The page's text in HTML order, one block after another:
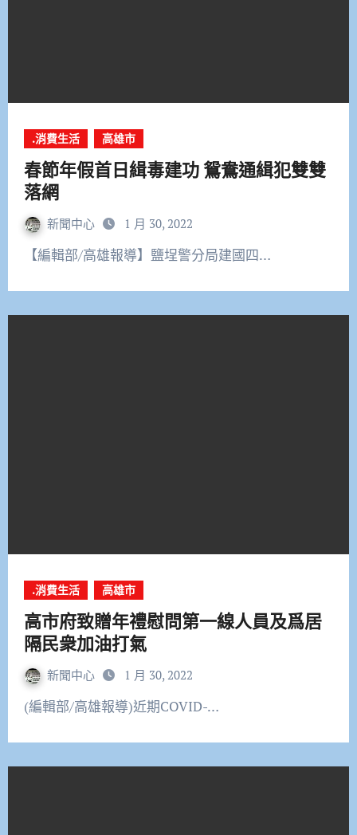
.消費生活 高雄市
春節年假首日緝毒建功 鴛鴦通緝犯雙雙
落網
新聞中心 1 月 30, 2022
【編輯部/高雄報導】鹽埕警分局建國四…
.消費生活 高雄市
高市府致贈年禮慰問第一線人員及爲居
隔民衆加油打氣
新聞中心 1 月 30, 2022
(編輯部/高雄報導)近期COVID-…